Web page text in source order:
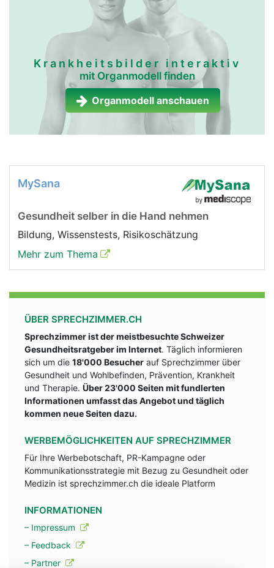
Krankheitsbilder interaktiv
mit Organmodell finden
Organmodell anschauen
MySana
Gesundheit selber in die Hand nehmen
Bildung, Wissenstests, Risikoschätzung
Mehr zum Thema
ÜBER SPRECHZIMMER.CH
Sprechzimmer ist der meistbesuchte Schweizer
Gesundheitsratgeber im Internet. Täglich informieren
sich um die 18'000 Besucher auf Sprechzimmer über
Gesundheit und Wohlbefinden, Prävention, Krankheit
und Therapie. Über 23'000 Seiten mit fundlerten
Informationen umfasst das Angebot und täglich
kommen neue Seiten dazu.
WERBEMÖGLICHKEITEN AUF SPRECHZIMMER
Für Ihre Werbebotschaft, PR-Kampagne oder
Kommunikationsstrategie mit Bezug zu Gesundheit oder
Medizin ist sprechzimmer.ch die ideale Platform
INFORMATIONEN
– Impressum
– Feedback
– Partner